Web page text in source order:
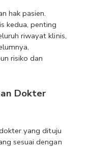
hak pasien.
kedua, penting
riwayat klinis,
risiko dan
Dokter
yang dituju
sesuai dengan